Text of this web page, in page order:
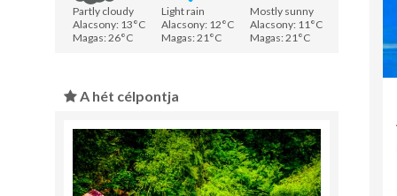
Partly cloudy Light rain
Mostly sunny
Alacsony: 13°C
Alacsony: 12°C
Alacsony: 11°C
Magas: 26°C
Magas: 21°C Magas: 21°C
A hét célpontja